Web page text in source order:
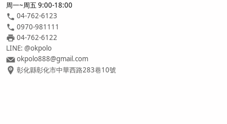
周一~周五 9:00-18:00
04-762-6123
0970-981111
04-762-6122
LINE: @okpolo
okpolo888@gmail.com
彰化縣彰化市中華西路283巷10號